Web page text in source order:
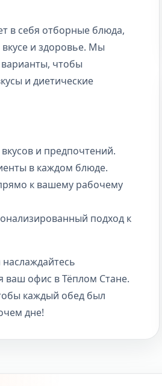
в себя отборные блюда,
и здоровье. Мы
чтобы
и диетические
и предпочтений.
в каждом блюде.
к вашему рабочему
подход к
ваш офис в Тёплом Стане.
каждый обед был
дне!